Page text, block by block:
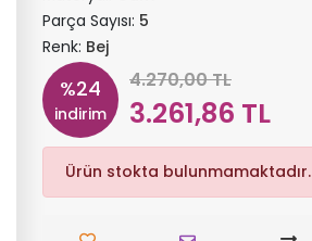
Parça Sayısı: 5
Renk: Bej
%24
indirim
4.270,00 TL
3.261,86 TL
Ürün stokta bulunmamaktadır.